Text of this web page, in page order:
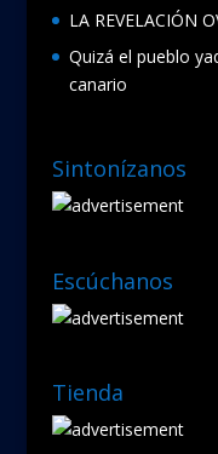
LA REVELACIÓN
Quizá el pueblo
canario
Sintonízanos
Escúchanos
Tienda